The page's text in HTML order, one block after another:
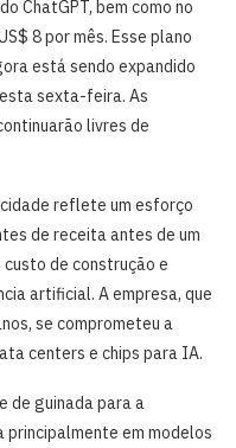
ChatGPT, bem como no
8 por mês. Esse plano
está sendo expandido
sexta-feira. As
livres de
reflete um esforço
de receita antes de um
de construção e
artificial. A empresa, que
se comprometeu a
centers e chips para IA.
de guinada para a
principalmente em modelos